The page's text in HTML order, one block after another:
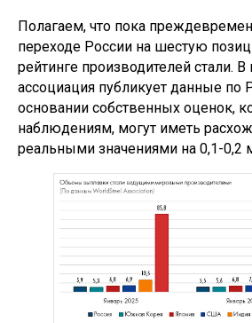
Полагаем, что пока
переходе России на шестую
рейтинге производителей стали.
ассоциация публикует данные по
основании собственных оценок,
наблюдениям, могут иметь
реальными значениями на 0,1-0,2